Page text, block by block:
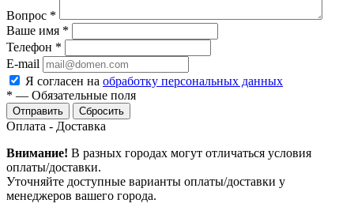
Вопрос *
Ваше имя *
Телефон *
E-mail
Я согласен на обработку персональных данных
* — Обязательные поля
Сбросить
Оплата - Доставка
Внимание! В разных городах могут отличаться условия
оплаты/доставки.
Уточняйте доступные варианты оплаты/доставки у
менеджеров вашего города.